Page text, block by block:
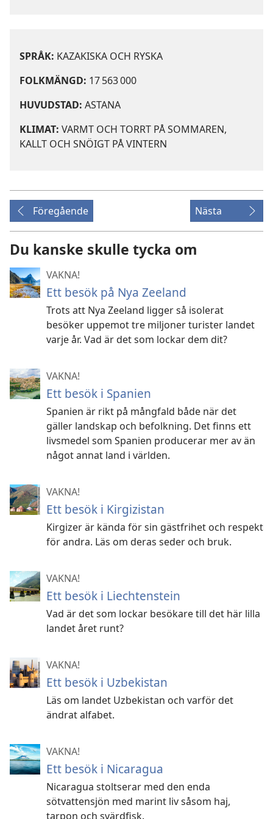
SPRÅK: KAZAKISKA OCH RYSKA
FOLKMÄNGD: 17 563 000
HUVUDSTAD: ASTANA
KLIMAT: VARMT OCH TORRT PÅ SOMMAREN,
KALLT OCH SNÖIGT PÅ VINTERN
Föregående Nästa
Du kanske skulle tycka om
VAKNA!
Ett besök på Nya Zeeland
Trots att Nya Zeeland ligger så isolerat
besöker uppemot tre miljoner turister landet
varje år. Vad är det som lockar dem dit?
VAKNA!
Ett besök i Spanien
Spanien är rikt på mångfald både när det
gäller landskap och befolkning. Det finns ett
livsmedel som Spanien producerar mer av än
något annat land i världen.
VAKNA!
Ett besök i Kirgizistan
Kirgizer är kända för sin gästfrihet och respekt
för andra. Läs om deras seder och bruk.
VAKNA!
Ett besök i Liechtenstein
Vad är det som lockar besökare till det här lilla
landet året runt?
VAKNA!
Ett besök i Uzbekistan
Läs om landet Uzbekistan och varför det
ändrat alfabet.
VAKNA!
Ett besök i Nicaragua
Nicaragua stoltserar med den enda
sötvattensjön med marint liv såsom haj,
tarpon och svärdfisk.